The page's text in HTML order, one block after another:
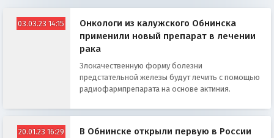
03.03.23 14:15
Онкологи из калужского Обнинска
применили новый препарат в лечении
рака
Злокачественную форму болезни
предстательной железы будут лечить с помощью
радиофармпрепарата на основе актиния.
20.01.23 16:29
В Обнинске открыли первую в России